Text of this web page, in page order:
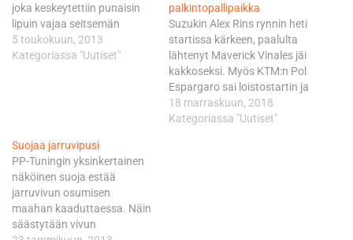
joka keskeytettiin punaisin
lipuin vajaa seitsemän
kierrosta ennen aiottua
maalia ranskalaisen Alan
välittömässä tuntumassa
ajanut Salom jäi voittajasta
ja maanmiehestään
Maverick Vinalesista 0,263
sekuntia. Aki Ajon johtaman
tiimin…
5 toukokuun, 2013
Kategoriassa "Uutiset"
palkintopallipaikka
Suzukin Alex Rins rynnin heti
startissa kärkeen, paalulta
lähtenyt Maverick Vinales jäi
kakkoseksi. Myös KTM:n Pol
Espargaro sai loistostartin ja
nousi kuutosruudusta
neljänneksi. MM-pisteiden
18 marraskuun, 2018
Kategoriassa "Uutiset"
Suojaa jarruvipusi
PP-Tuningin yksinkertainen
näköinen suoja estää
jarruvivun osumisen
maahan kaaduttaessa. Näin
säästytään vivun